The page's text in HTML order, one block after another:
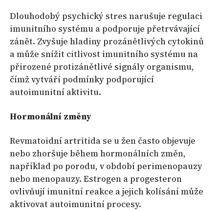
Dlouhodobý psychický stres narušuje regulaci
imunitního systému a podporuje přetrvávající
zánět. Zvyšuje hladiny prozánětlivých cytokinů
a může snížit citlivost imunitního systému na
přirozené protizánětlivé signály organismu,
čímž vytváří podmínky podporující
autoimunitní aktivitu.
Hormonální změny
Revmatoidní artritida se u žen často objevuje
nebo zhoršuje během hormonálních změn,
například po porodu, v období perimenopauzy
nebo menopauzy. Estrogen a progesteron
ovlivňují imunitní reakce a jejich kolísání může
aktivovat autoimunitní procesy.